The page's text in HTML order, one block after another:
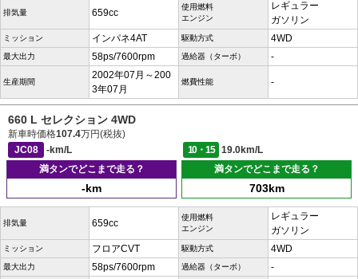
排気量 659cc
使用燃料
エンジン
レギュラー
ガソリン
ミッション インパネ4AT 駆動方式 4WD
最大出力 58ps/7600rpm 過給器（ターボ） -
生産期間
2002年07月～200
3年07月
燃費性能 -
660 L セレクション 4WD
新車時価格107.4万円(税抜)
JC08
-km/L 10・15
19.0km/L
満タンでどこまで走る？
-km
満タンでどこまで走る？
703km
排気量 659cc
使用燃料
エンジン
レギュラー
ガソリン
ミッション フロアCVT 駆動方式 4WD
最大出力 58ps/7600rpm 過給器（ターボ） -